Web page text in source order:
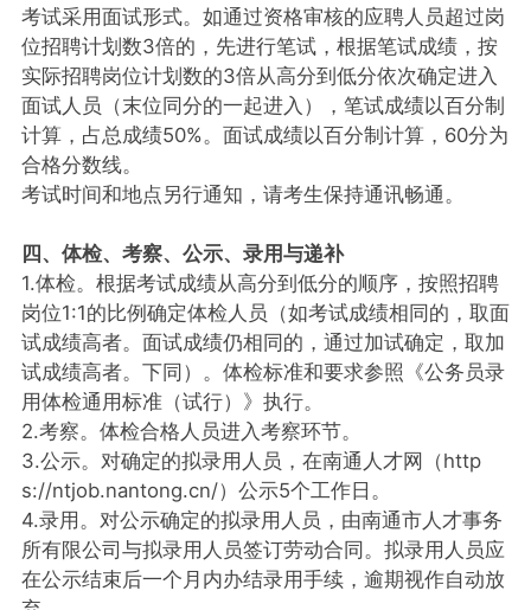
考试采用面试形式。如通过资格审核的应聘人员超过岗
位招聘计划数3倍的，先进行笔试，根据笔试成绩，按
实际招聘岗位计划数的3倍从高分到低分依次确定进入
面试人员（末位同分的一起进入），笔试成绩以百分制
计算，占总成绩50%。面试成绩以百分制计算，60分为
合格分数线。
考试时间和地点另行通知，请考生保持通讯畅通。
四、体检、考察、公示、录用与递补
1.体检。根据考试成绩从高分到低分的顺序，按照招聘
岗位1:1的比例确定体检人员（如考试成绩相同的，取面
试成绩高者。面试成绩仍相同的，通过加试确定，取加
试成绩高者。下同）。体检标准和要求参照《公务员录
用体检通用标准（试行）》执行。
2.考察。体检合格人员进入考察环节。
3.公示。对确定的拟录用人员，在南通人才网（http
s://ntjob.nantong.cn/）公示5个工作日。
4.录用。对公示确定的拟录用人员，由南通市人才事务
所有限公司与拟录用人员签订劳动合同。拟录用人员应
在公示结束后一个月内办结录用手续，逾期视作自动放